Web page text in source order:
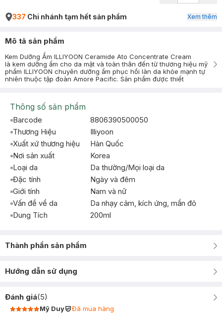
337 Chi nhánh tạm hết sản phẩm Xem thêm
Mô tả sản phẩm
Kem Dưỡng Ẩm ILLIYOON Ceramide Ato Concentrate Cream
là kem dưỡng ẩm cho da mặt và toàn thân đến từ thương hiệu mỹ
phẩm ILLIYOON chuyên dưỡng ẩm phục hồi làn da khỏe mạnh tự
nhiên thuộc tập đoàn Amore Pacific. Sản phẩm được thiết
Thông số sản phẩm
Barcode
8806390500050
Thương Hiệu
Illiyoon
Xuất xứ thương hiệu
Hàn Quốc
Nơi sản xuất
Korea
Loại da
Da thường/Mọi loại da
Đặc tính
Ngày và đêm
Giới tính
Nam và nữ
Vấn đề về da
Da nhạy cảm, kích ứng, mẩn đỏ
Dung Tích
200ml
Thành phần sản phẩm
Hướng dẫn sử dụng
Đánh giá(5)
Mỹ Duy
Đã mua hàng